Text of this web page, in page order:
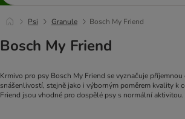
Psi Granule Bosch My Friend
Bosch My Friend
Krmivo pro psy Bosch My Friend se vyznačuje
snášenlivostí, stejně jako i výborným poměrem kvality k
Friend jsou vhodné pro dospělé psy s normální aktivitou.